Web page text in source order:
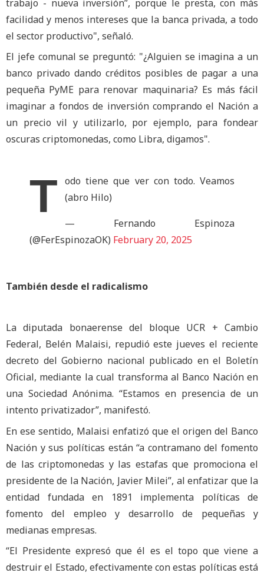
trabajo - nueva inversión”, porque le presta, con más
facilidad y menos intereses que la banca privada, a todo
el sector productivo", señaló.
El jefe comunal se preguntó: "¿Alguien se imagina a un
banco privado dando créditos posibles de pagar a una
pequeña PyME para renovar maquinaria? Es más fácil
imaginar a fondos de inversión comprando el Nación a
un precio vil y utilizarlo, por ejemplo, para fondear
oscuras criptomonedas, como Libra, digamos".
T odo tiene que ver con todo. Veamos
(abro Hilo)
— Fernando Espinoza
(@FerEspinozaOK) February 20, 2025
También desde el radicalismo
La diputada bonaerense del bloque UCR + Cambio
Federal, Belén Malaisi, repudió este jueves el reciente
decreto del Gobierno nacional publicado en el Boletín
Oficial, mediante la cual transforma al Banco Nación en
una Sociedad Anónima. “Estamos en presencia de un
intento privatizador”, manifestó.
En ese sentido, Malaisi enfatizó que el origen del Banco
Nación y sus políticas están “a contramano del fomento
de las criptomonedas y las estafas que promociona el
presidente de la Nación, Javier Milei”, al enfatizar que la
entidad fundada en 1891 implementa políticas de
fomento del empleo y desarrollo de pequeñas y
medianas empresas.
“El Presidente expresó que él es el topo que viene a
destruir el Estado, efectivamente con estas políticas está